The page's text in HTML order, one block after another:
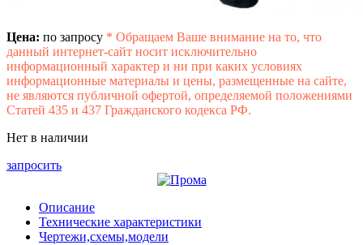
Цена: по запросу * Обращаем Ваше внимание на то, что
данный интернет-сайт носит исключительно
информационный характер и ни при каких условиях
информационные материалы и цены, размещенные на сайте,
не являются публичной офертой, определяемой положениями
Статей 435 и 437 Гражданского кодекса РФ.
Нет в наличии
запросить
Описание
Технические характеристики
Чертежи,схемы,модели